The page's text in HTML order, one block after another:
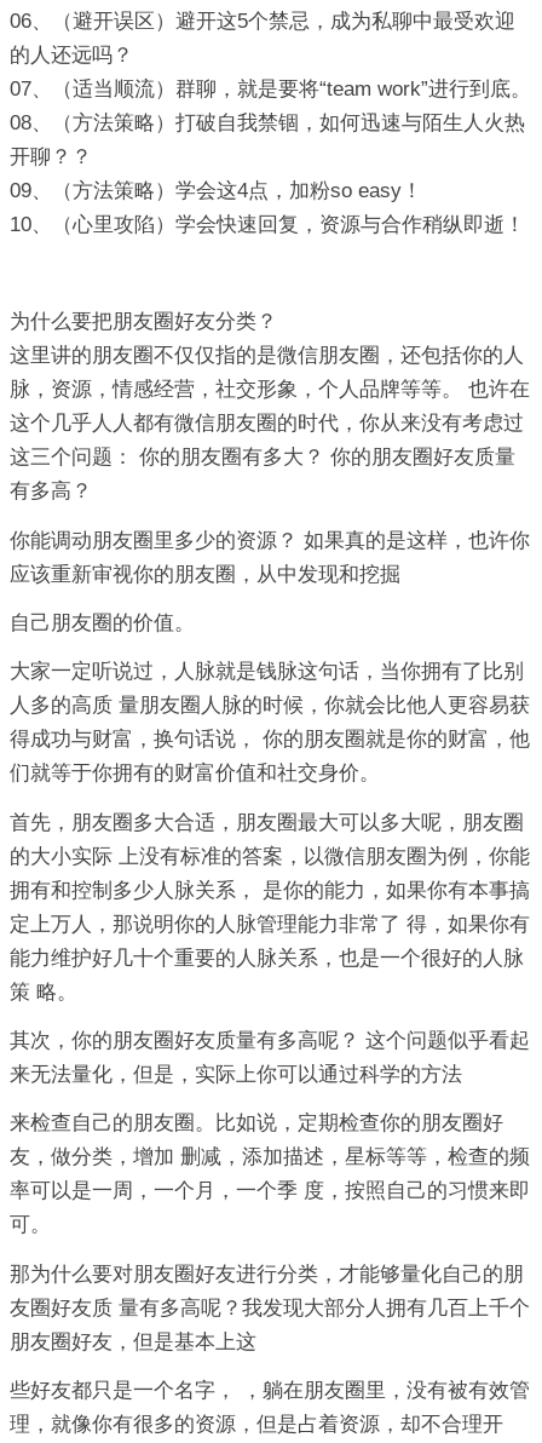
06、（避开误区）避开这5个禁忌，成为私聊中最受欢迎
的人还远吗？
07、（适当顺流）群聊，就是要将“team work”进行到底。
08、（方法策略）打破自我禁锢，如何迅速与陌生人火热
开聊？？
09、（方法策略）学会这4点，加粉so easy！
10、（心里攻陷）学会快速回复，资源与合作稍纵即逝！
为什么要把朋友圈好友分类？
这里讲的朋友圈不仅仅指的是微信朋友圈，还包括你的人
脉，资源，情感经营，社交形象，个人品牌等等。 也许在
这个几乎人人都有微信朋友圈的时代，你从来没有考虑过
这三个问题： 你的朋友圈有多大？ 你的朋友圈好友质量
有多高？
你能调动朋友圈里多少的资源？ 如果真的是这样，也许你
应该重新审视你的朋友圈，从中发现和挖掘
自己朋友圈的价值。
大家一定听说过，人脉就是钱脉这句话，当你拥有了比别
人多的高质 量朋友圈人脉的时候，你就会比他人更容易获
得成功与财富，换句话说， 你的朋友圈就是你的财富，他
们就等于你拥有的财富价值和社交身价。
首先，朋友圈多大合适，朋友圈最大可以多大呢，朋友圈
的大小实际 上没有标准的答案，以微信朋友圈为例，你能
拥有和控制多少人脉关系， 是你的能力，如果你有本事搞
定上万人，那说明你的人脉管理能力非常了 得，如果你有
能力维护好几十个重要的人脉关系，也是一个很好的人脉
策 略。
其次，你的朋友圈好友质量有多高呢？ 这个问题似乎看起
来无法量化，但是，实际上你可以通过科学的方法
来检查自己的朋友圈。比如说，定期检查你的朋友圈好
友，做分类，增加 删减，添加描述，星标等等，检查的频
率可以是一周，一个月，一个季 度，按照自己的习惯来即
可。
那为什么要对朋友圈好友进行分类，才能够量化自己的朋
友圈好友质 量有多高呢？我发现大部分人拥有几百上千个
朋友圈好友，但是基本上这
些好友都只是一个名字， ，躺在朋友圈里，没有被有效管
理，就像你有很多的资源，但是占着资源，却不合理开